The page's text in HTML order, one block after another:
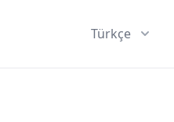
Türkçe